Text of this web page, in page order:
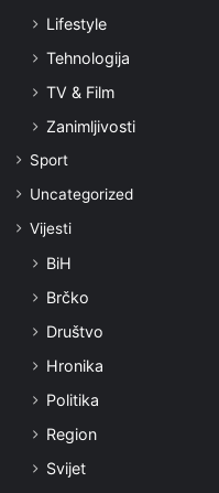
Lifestyle
Tehnologija
TV & Film
Zanimljivosti
Sport
Uncategorized
Vijesti
BiH
Brčko
Društvo
Hronika
Politika
Region
Svijet